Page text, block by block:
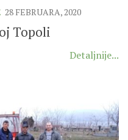
28 FEBRUARA, 2020
Topoli
Detaljnije...